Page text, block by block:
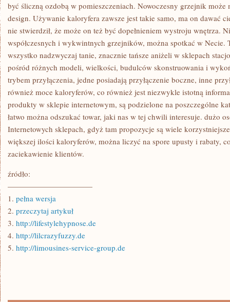
być śliczną ozdobą w pomieszczeniach. Nowoczesny grzejnik może
design. Używanie kaloryfera zawsze jest takie samo, ma on dawać
nie stwierdził, że może on też być dopełnieniem wystroju wnętrza.
współczesnych i wykwintnych grzejników, można spotkać w Necie.
wszystko nadzwyczaj tanie, znacznie tańsze aniżeli w sklepach
pośród różnych modeli, wielkości, budulców skonstruowania i
trybem przyłączenia, jedne posiadają przyłączenie boczne, inne
również moce kaloryferów, co również jest niezwykle istotną
produkty w sklepie internetowym, są podzielone na poszczególne
łatwo można odszukać towar, jaki nas w tej chwili interesuje. dużo
Internetowych sklepach, gdyż tam propozycje są wiele
większej ilości kaloryferów, można liczyć na spore upusty i rabaty,
zaciekawienie klientów.
źródło:
———————————
1. pełna wersja
2. przeczytaj artykuł
3. http://lifestylehypnose.de
4. http://lilcrazyfuzzy.de
5. http://limousines-service-group.de